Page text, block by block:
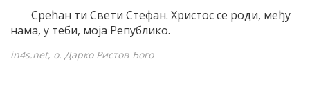
Срећан ти Свети Стефан. Христос се роди, међу
нама, у теби, моја Републико.
in4s.net, о. Дарко Ристов Ђого